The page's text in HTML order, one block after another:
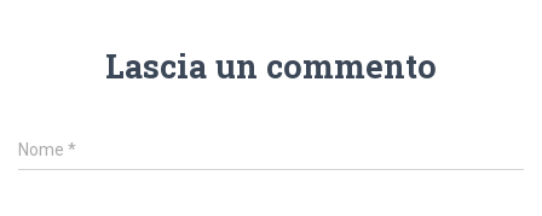
Lascia un commento
Nome *